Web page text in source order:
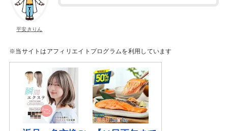
平安きりん
※当サイトはアフィリエイトプログラムを利用しています